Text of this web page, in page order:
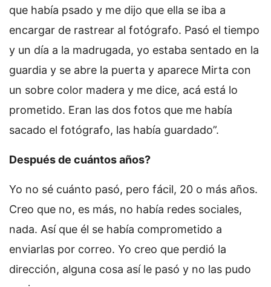
que había psado y me dijo que ella se iba a
encargar de rastrear al fotógrafo. Pasó el tiempo
y un día a la madrugada, yo estaba sentado en la
guardia y se abre la puerta y aparece Mirta con
un sobre color madera y me dice, acá está lo
prometido. Eran las dos fotos que me había
sacado el fotógrafo, las había guardado”.
Después de cuántos años?
Yo no sé cuánto pasó, pero fácil, 20 o más años.
Creo que no, es más, no había redes sociales,
nada. Así que él se había comprometido a
enviarlas por correo. Yo creo que perdió la
dirección, alguna cosa así le pasó y no las pudo